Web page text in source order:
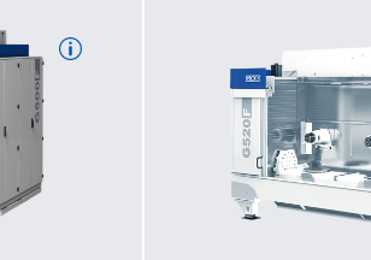
Curso de
no eixo X/Y/Z
Velocidades